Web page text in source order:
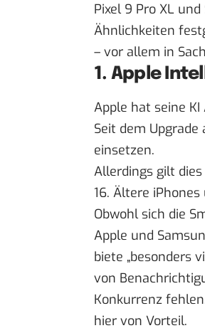
Pixel 9 Pro XL
Ähnlichkeiten
– vor allem in
1. Apple
Apple hat seine
Seit dem Upgrade
einsetzen.
Allerdings gilt
16. Ältere
Obwohl sich die
Apple und
biete „besonders
von
Konkurrenz
hier von Vorteil.